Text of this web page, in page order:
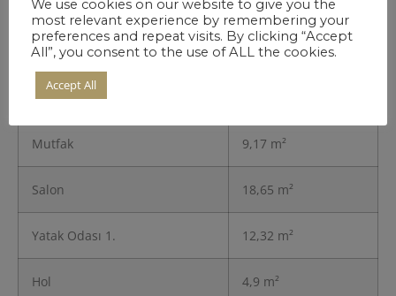
Daire detayları
Giriş
Mutfak 9,17 m²
Salon 18,65 m²
Yatak Odası 1. 12,32 m²
Hol 4,9 m²
We use cookies on our website to give you the
most relevant experience by remembering your
preferences and repeat visits. By clicking “Accept
All”, you consent to the use of ALL the cookies.
Accept All